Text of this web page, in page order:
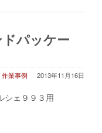
パッケー
2013年11月16日
作業事例
シェ９９３用